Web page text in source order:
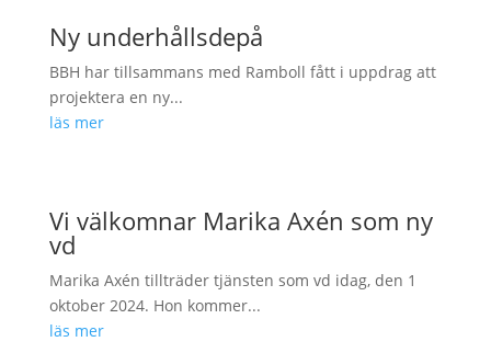
Ny underhållsdepå
BBH har tillsammans med Ramboll fått i uppdrag att
projektera en ny...
läs mer
Vi välkomnar Marika Axén som ny
vd
Marika Axén tillträder tjänsten som vd idag, den 1
oktober 2024. Hon kommer...
läs mer